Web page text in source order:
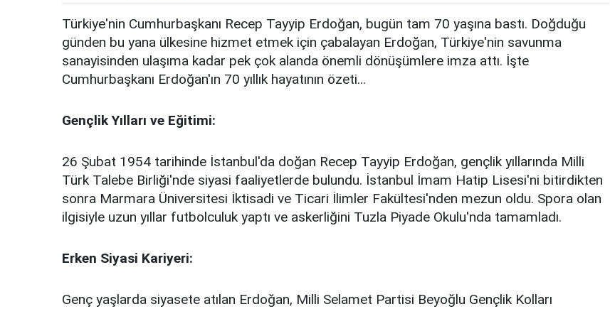
Türkiye'nin Cumhurbaşkanı Recep Tayyip Erdoğan, bugün tam 70 yaşına bastı. Doğduğu
günden bu yana ülkesine hizmet etmek için çabalayan Erdoğan, Türkiye'nin savunma
sanayisinden ulaşıma kadar pek çok alanda önemli dönüşümlere imza attı. İşte
Cumhurbaşkanı Erdoğan'ın 70 yıllık hayatının özeti...
Gençlik Yılları ve Eğitimi:
26 Şubat 1954 tarihinde İstanbul'da doğan Recep Tayyip Erdoğan, gençlik yıllarında Milli
Türk Talebe Birliği'nde siyasi faaliyetlerde bulundu. İstanbul İmam Hatip Lisesi'ni bitirdikten
sonra Marmara Üniversitesi İktisadi ve Ticari İlimler Fakültesi'nden mezun oldu. Spora olan
ilgisiyle uzun yıllar futbolculuk yaptı ve askerliğini Tuzla Piyade Okulu'nda tamamladı.
Erken Siyasi Kariyeri:
Genç yaşlarda siyasete atılan Erdoğan, Milli Selamet Partisi Beyoğlu Gençlik Kolları